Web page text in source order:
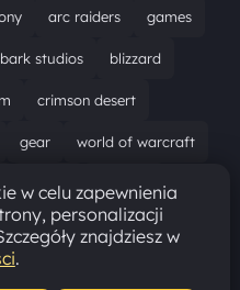
arc raiders games
studios blizzard
crimson desert
gear world of warcraft
bungie recenzja
aktualizacja pc
w celu zapewnienia
personalizacji
znajdziesz w
.